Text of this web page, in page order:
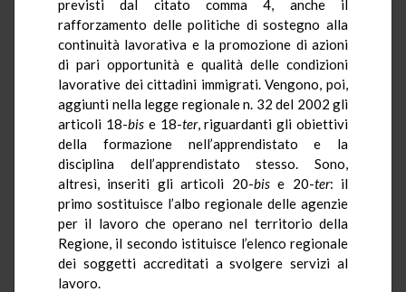
previsti dal citato comma 4, anche il
rafforzamento delle politiche di sostegno alla
continuità lavorativa e la promozione di azioni
di pari opportunità e qualità delle condizioni
lavorative dei cittadini immigrati. Vengono, poi,
aggiunti nella legge regionale n. 32 del 2002 gli
articoli 18-bise 18-ter, riguardanti gli obiettivi
della formazione nell’apprendistato e la
disciplina dell’apprendistato stesso. Sono,
altresì, inseriti gli articoli 20-bise 20-ter: il
primo sostituisce l’albo regionale delle agenzie
per il lavoro che operano nel territorio della
Regione, il secondo istituisce l’elenco regionale
dei soggetti accreditati a svolgere servizi al
lavoro.